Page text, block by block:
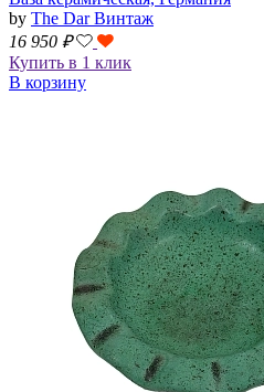
by The Dar Винтаж
16 950 ₽
Купить в 1 клик
В корзину